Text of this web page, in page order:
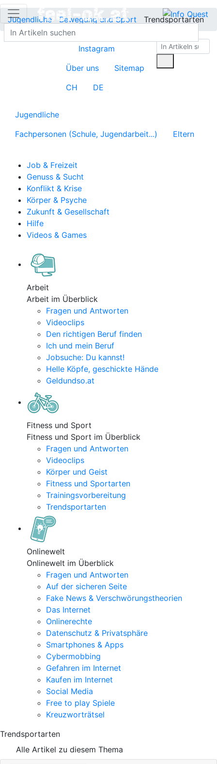
Jugendliche Bewegung und Sport Trendsportarten
Instagram
Über uns
Sitemap
CH
DE
Jugendliche
Fachpersonen (Schule, Jugendarbeit...)
Eltern
Job & Freizeit
Genuss & Sucht
Konflikt & Krise
Körper & Psyche
Zukunft & Gesellschaft
Hilfe
Videos & Games
Arbeit
Arbeit im Überblick
Fragen und Antworten
Videoclips
Den richtigen Beruf finden
Ich und mein Beruf
Jobsuche: Du kannst!
Helle Köpfe, geschickte Hände
Geldundso.at
Fitness und Sport
Fitness und Sport im Überblick
Fragen und Antworten
Videoclips
Körper und Geist
Fitness und Sportarten
Trainingsvorbereitung
Trendsportarten
Onlinewelt
Onlinewelt im Überblick
Fragen und Antworten
Auf der sicheren Seite
Fake News & Verschwörungstheorien
Das Internet
Onlinerechte
Datenschutz & Privatsphäre
Smartphones & Apps
Cybermobbing
Gefahren im Internet
Kaufen im Internet
Social Media
Free to play Spiele
Kreuzworträtsel
Trendsportarten
Alle Artikel zu diesem Thema